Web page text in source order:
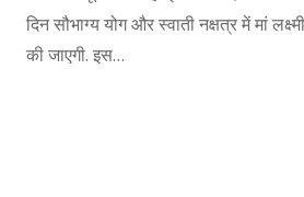
दिन सौभाग्य योग और स्वाती नक्षत्र में मां
की जाएगी. इस…